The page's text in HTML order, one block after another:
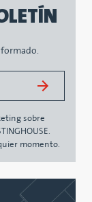
sobre
momento.